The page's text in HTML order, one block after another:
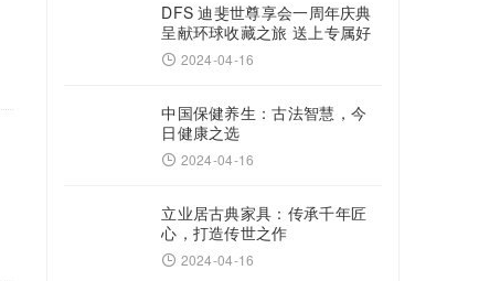
DFS 迪斐世尊享会一周年庆典
呈献环球收藏之旅 送上专属好
礼 2024-04-16
中国保健养生：古法智慧，今
日健康之选
2024-04-16
立业居古典家具：传承千年匠
心，打造传世之作
2024-04-16